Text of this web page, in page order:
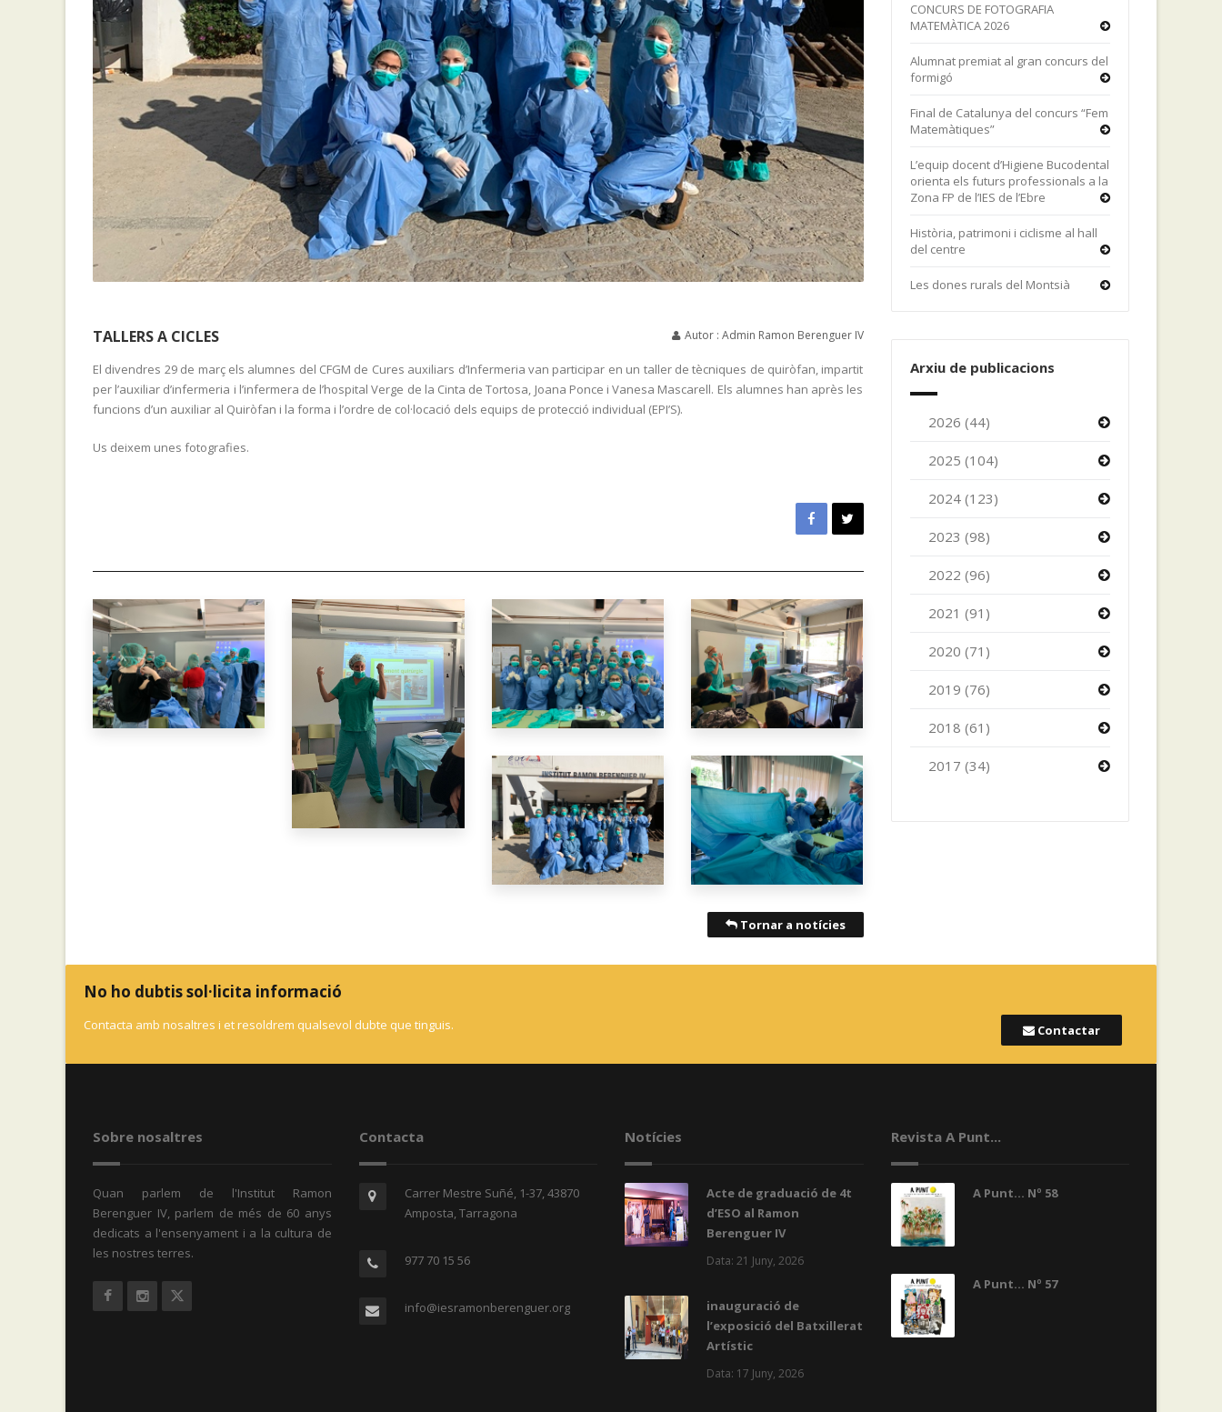
TALLERS A CICLES Autor : Admin Ramon Berenguer IV
El divendres 29 de març els alumnes del CFGM de Cures auxiliars d’Infermeria van participar en un taller de tècniques de quiròfan, impartit
per l’auxiliar d’infermeria i l’infermera de l’hospital Verge de la Cinta de Tortosa, Joana Ponce i Vanesa Mascarell. Els alumnes han après les
funcions d’un auxiliar al Quiròfan i la forma i l’ordre de col·locació dels equips de protecció individual (EPI’S).
Us deixem unes fotografies.
Tornar a notícies
CONCURS DE FOTOGRAFIA
MATEMÀTICA 2026
Alumnat premiat al gran concurs del
formigó
Final de Catalunya del concurs “Fem
Matemàtiques”
L’equip docent d’Higiene Bucodental
orienta els futurs professionals a la
Zona FP de l’IES de l’Ebre
Història, patrimoni i ciclisme al hall
del centre
Les dones rurals del Montsià
Arxiu de publicacions
2026 (44)
2025 (104)
2024 (123)
2023 (98)
2022 (96)
2021 (91)
2020 (71)
2019 (76)
2018 (61)
2017 (34)
No ho dubtis sol·licita informació
Contacta amb nosaltres i et resoldrem qualsevol dubte que tinguis. Contactar
Sobre nosaltres
Quan parlem de l'Institut Ramon
Berenguer IV, parlem de més de 60 anys
dedicats a l'ensenyament i a la cultura de
les nostres terres.
Contacta
Carrer Mestre Suñé, 1-37, 43870
Amposta, Tarragona
977 70 15 56
info@iesramonberenguer.org
Notícies
Acte de graduació de 4t
d’ESO al Ramon
Berenguer IV
Data: 21 Juny, 2026
inauguració de
l’exposició del Batxillerat
Artístic
Data: 17 Juny, 2026
Revista A Punt...
A Punt... Nº 58
A Punt... Nº 57